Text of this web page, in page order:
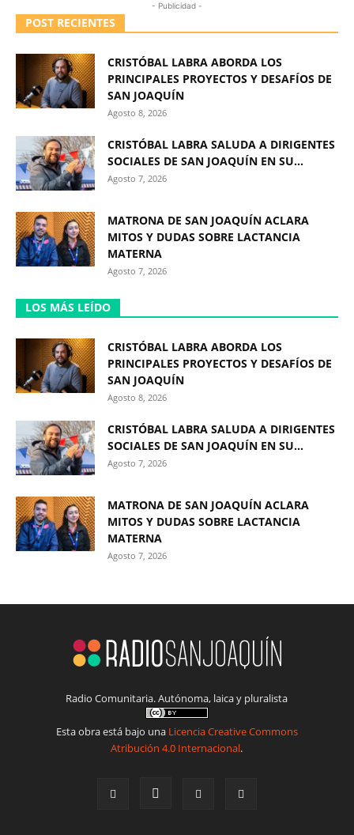
- Publicidad -
POST RECIENTES
CRISTÓBAL LABRA ABORDA LOS
PRINCIPALES PROYECTOS Y DESAFÍOS DE
SAN JOAQUÍN
Agosto 8, 2026
CRISTÓBAL LABRA SALUDA A DIRIGENTES
SOCIALES DE SAN JOAQUÍN EN SU...
Agosto 7, 2026
MATRONA DE SAN JOAQUÍN ACLARA
MITOS Y DUDAS SOBRE LACTANCIA
MATERNA
Agosto 7, 2026
LOS MÁS LEÍDO
CRISTÓBAL LABRA ABORDA LOS
PRINCIPALES PROYECTOS Y DESAFÍOS DE
SAN JOAQUÍN
Agosto 8, 2026
CRISTÓBAL LABRA SALUDA A DIRIGENTES
SOCIALES DE SAN JOAQUÍN EN SU...
Agosto 7, 2026
MATRONA DE SAN JOAQUÍN ACLARA
MITOS Y DUDAS SOBRE LACTANCIA
MATERNA
Agosto 7, 2026
Radio Comunitaria. Autónoma, laica y pluralista
Esta obra está bajo una Licencia Creative Commons
Atribución 4.0 Internacional.